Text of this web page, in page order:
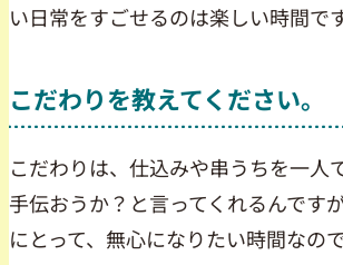
い日常をすごせるのは楽しい時間です
こだわりを教えてください。
こだわりは、仕込みや串うちを一人
手伝おうか？と言ってくれるんです
にとって、無心になりたい時間なの